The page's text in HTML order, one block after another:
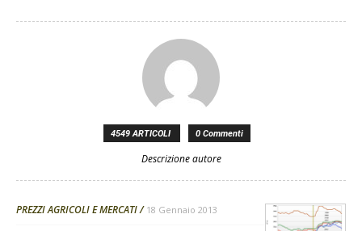
4549 ARTICOLI 0 Commenti
Descrizione autore
PREZZI AGRICOLI E MERCATI 18 Gennaio 2013